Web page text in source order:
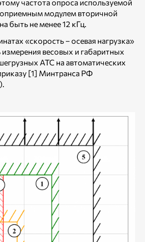
частота опроса используемой
модулем вторичной
быть не менее 12 кГц.
«скорость – осевая нагрузка»
весовых и габаритных
АТС на автоматических
[1] Минтранса РФ